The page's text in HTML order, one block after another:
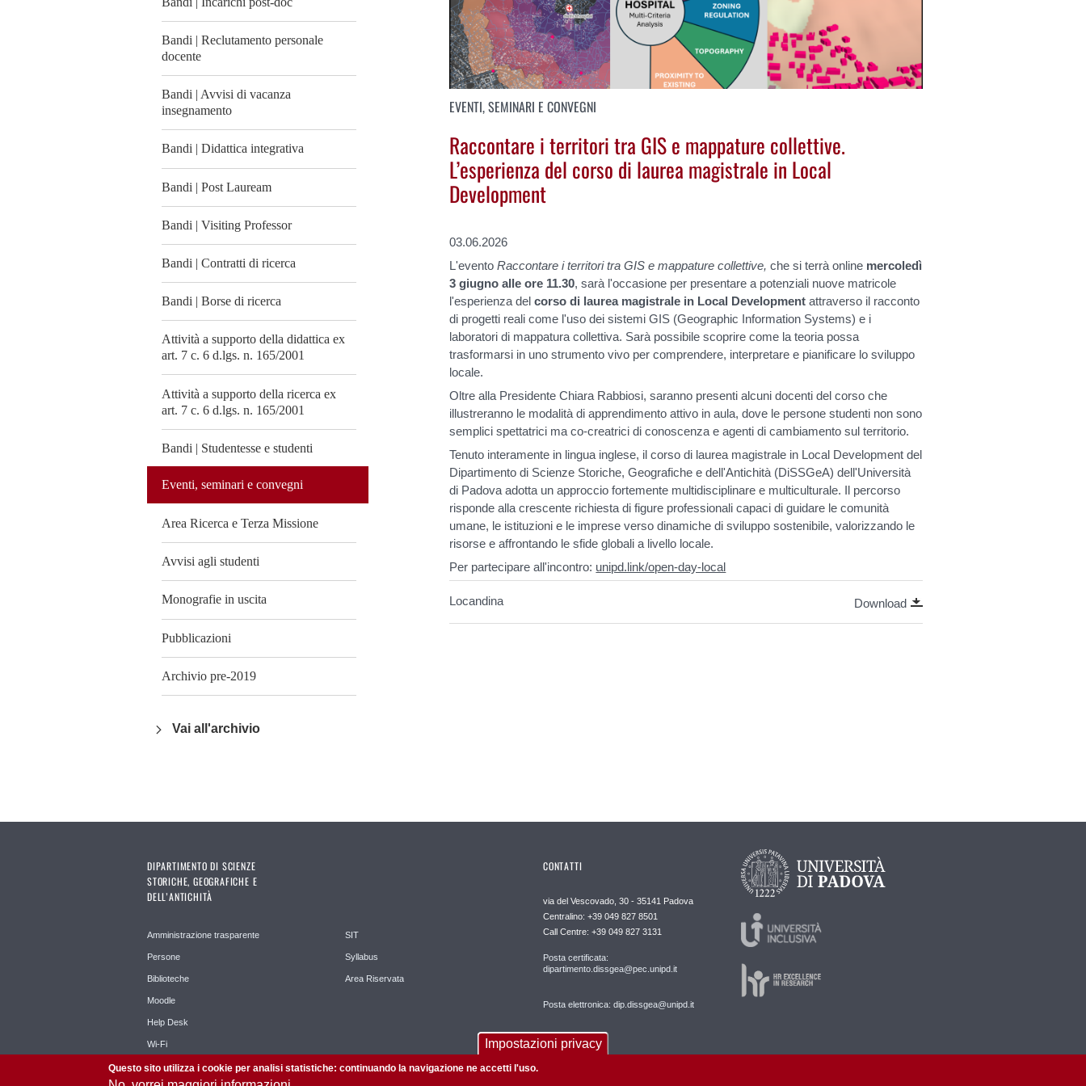
Bandi | Reclutamento personale
docente
Bandi | Avvisi di vacanza
insegnamento
Bandi | Didattica integrativa
Bandi | Post Lauream
Bandi | Visiting Professor
Bandi | Contratti di ricerca
Bandi | Borse di ricerca
Attività a supporto della didattica ex
art. 7 c. 6 d.lgs. n. 165/2001
Attività a supporto della ricerca ex
art. 7 c. 6 d.lgs. n. 165/2001
Bandi | Studentesse e studenti
Eventi, seminari e convegni
Area Ricerca e Terza Missione
Avvisi agli studenti
Monografie in uscita
Pubblicazioni
Archivio pre-2019
Vai all'archivio
EVENTI, SEMINARI E CONVEGNI
Raccontare i territori tra GIS e mappature collettive.
L’esperienza del corso di laurea magistrale in Local
Development
03.06.2026
L'evento Raccontare i territori tra GIS e mappature collettive,che si terrà online mercoledì
3 giugno alle ore 11.30, sarà l'occasione per presentare a potenziali nuove matricole
l'esperienza delcorso di laurea magistrale in Local Development attraverso il racconto
di progetti reali come l'uso dei sistemi GIS (Geographic Information Systems) e i
laboratori di mappatura collettiva. Sarà possibile scoprire come la teoria possa
trasformarsi in uno strumento vivo per comprendere, interpretare e pianificare lo sviluppo
locale.
Oltre alla Presidente Chiara Rabbiosi, saranno presenti alcuni docenti del corso che
illustreranno le modalità di apprendimento attivo in aula, dove le persone studenti non sono
semplici spettatrici ma co-creatrici di conoscenza e agenti di cambiamento sul territorio.
Tenuto interamente in lingua inglese, il corso di laurea magistrale in Local Development del
Dipartimento di Scienze Storiche, Geografiche e dell'Antichità (DiSSGeA) dell'Università
di Padova adotta un approccio fortemente multidisciplinare e multiculturale. Il percorso
risponde alla crescente richiesta di figure professionali capaci di guidare le comunità
umane, le istituzioni e le imprese verso dinamiche di sviluppo sostenibile, valorizzando le
risorse e affrontando le sfide globali a livello locale.
Per partecipare all'incontro: unipd.link/open-day-local
Locandina Download
DIPARTIMENTO DI SCIENZE
STORICHE, GEOGRAFICHE E
DELL’ANTICHITÀ
Amministrazione trasparente
Persone
Biblioteche
Moodle
Help Desk
Wi-Fi
SIT
Syllabus
Area Riservata
CONTATTI
via del Vescovado, 30 - 35141 Padova
Centralino: +39 049 827 8501
Call Centre: +39 049 827 3131
Posta certificata:
dipartimento.dissgea@pec.unipd.it
Posta elettronica: dip.dissgea@unipd.it
Impostazioni privacy
Questo sito utilizza i cookie per analisi statistiche: continuando la navigazione ne accetti l'uso.